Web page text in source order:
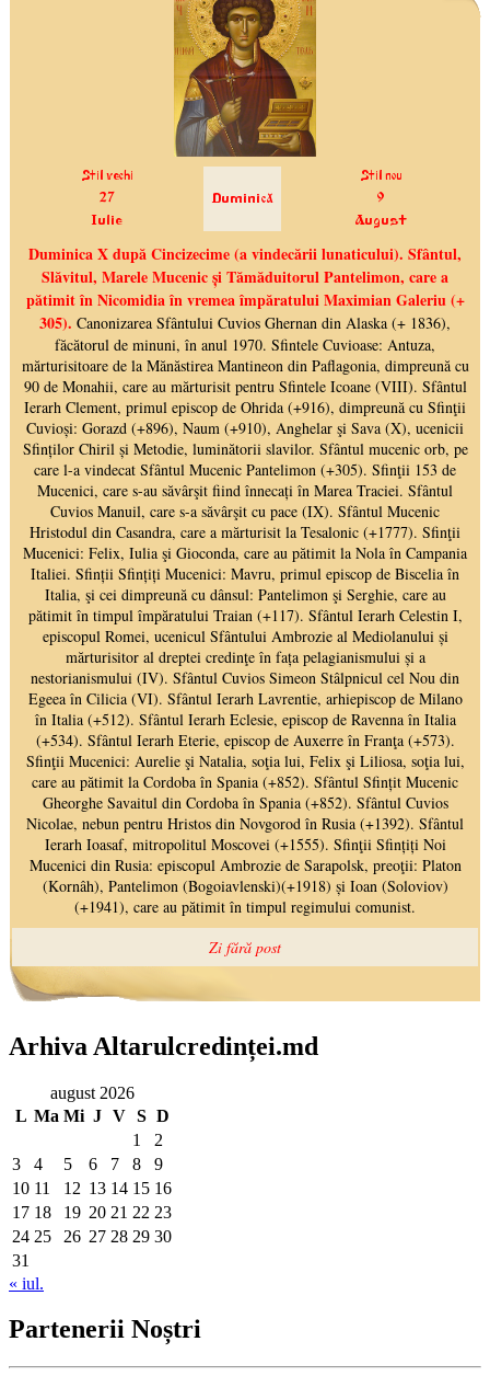
Arhiva Altarulcredinței.md
august 2026
L Ma Mi J V S D
1
2
3
4 5 6 7 8
9
10 11 12 13 14 15 16
17 18 19 20 21 22 23
24 25 26 27 28 29 30
31
« iul.
Partenerii Noștri